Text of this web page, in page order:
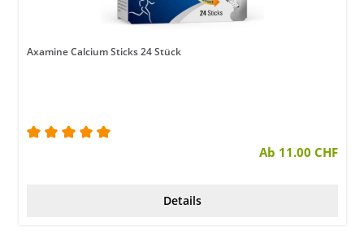
Axamine Calcium Sticks 24 Stück
Durchschnittliche Bewertung von 5 von 5 Sternen
Ab 11.00 CHF
Details